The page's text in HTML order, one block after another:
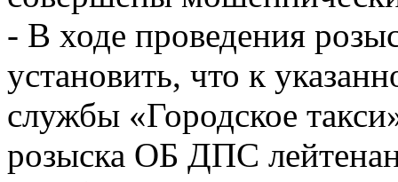
- В ходе проведения
установить, что к
службы «Городское
розыска ОБ ДПС